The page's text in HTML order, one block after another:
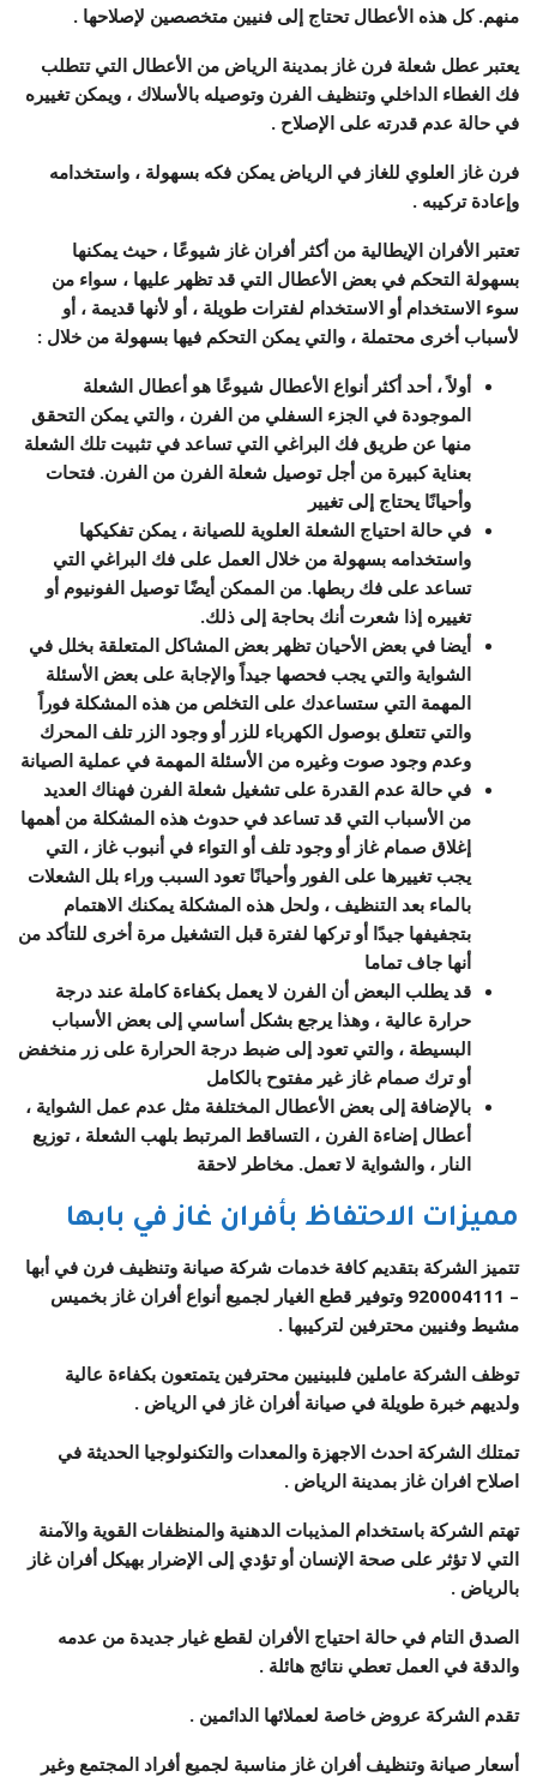
منهم. كل هذه الأعطال تحتاج إلى فنيين متخصصين لإصلاحها .
يعتبر عطل شعلة فرن غاز بمدينة الرياض من الأعطال التي تتطلب
فك الغطاء الداخلي وتنظيف الفرن وتوصيله بالأسلاك ، ويمكن تغييره
في حالة عدم قدرته على الإصلاح .
فرن غاز العلوي للغاز في الرياض يمكن فكه بسهولة ، واستخدامه
وإعادة تركيبه .
تعتبر الأفران الإيطالية من أكثر أفران غاز شيوعًا ، حيث يمكنها
بسهولة التحكم في بعض الأعطال التي قد تظهر عليها ، سواء من
سوء الاستخدام أو الاستخدام لفترات طويلة ، أو لأنها قديمة ، أو
لأسباب أخرى محتملة ، والتي يمكن التحكم فيها بسهولة من خلال :
أولاً ، أحد أكثر أنواع الأعطال شيوعًا هو أعطال الشعلة
الموجودة في الجزء السفلي من الفرن ، والتي يمكن التحقق
منها عن طريق فك البراغي التي تساعد في تثبيت تلك الشعلة
بعناية كبيرة من أجل توصيل شعلة الفرن من الفرن. فتحات
وأحيانًا يحتاج إلى تغيير
في حالة احتياج الشعلة العلوية للصيانة ، يمكن تفكيكها
واستخدامه بسهولة من خلال العمل على فك البراغي التي
تساعد على فك ربطها. من الممكن أيضًا توصيل الفونيوم أو
تغييره إذا شعرت أنك بحاجة إلى ذلك.
أيضا في بعض الأحيان تظهر بعض المشاكل المتعلقة بخلل في
الشواية والتي يجب فحصها جيداً والإجابة على بعض الأسئلة
المهمة التي ستساعدك على التخلص من هذه المشكلة فوراً
والتي تتعلق بوصول الكهرباء للزر أو وجود الزر تلف المحرك
وعدم وجود صوت وغيره من الأسئلة المهمة في عملية الصيانة
في حالة عدم القدرة على تشغيل شعلة الفرن فهناك العديد
من الأسباب التي قد تساعد في حدوث هذه المشكلة من أهمها
إغلاق صمام غاز أو وجود تلف أو التواء في أنبوب غاز ، التي
يجب تغييرها على الفور وأحيانًا تعود السبب وراء بلل الشعلات
بالماء بعد التنظيف ، ولحل هذه المشكلة يمكنك الاهتمام
بتجفيفها جيدًا أو تركها لفترة قبل التشغيل مرة أخرى للتأكد من
أنها جاف تماما
قد يطلب البعض أن الفرن لا يعمل بكفاءة كاملة عند درجة
حرارة عالية ، وهذا يرجع بشكل أساسي إلى بعض الأسباب
البسيطة ، والتي تعود إلى ضبط درجة الحرارة على زر منخفض
أو ترك صمام غاز غير مفتوح بالكامل
بالإضافة إلى بعض الأعطال المختلفة مثل عدم عمل الشواية ،
أعطال إضاءة الفرن ، التساقط المرتبط بلهب الشعلة ، توزيع
النار ، والشواية لا تعمل. مخاطر لاحقة
مميزات الاحتفاظ بأفران غاز في بابها
تتميز الشركة بتقديم كافة خدمات شركة صيانة وتنظيف فرن في أبها
–
920004111 وتوفير قطع الغيار لجميع أنواع أفران غاز بخميس
مشيط وفنيين محترفين لتركيبها .
توظف الشركة عاملين فلبينيين محترفين يتمتعون بكفاءة عالية
ولديهم خبرة طويلة في صيانة أفران غاز في الرياض .
تمتلك الشركة احدث الاجهزة والمعدات والتكنولوجيا الحديثة في
اصلاح افران غاز بمدينة الرياض .
تهتم الشركة باستخدام المذيبات الدهنية والمنظفات القوية والآمنة
التي لا تؤثر على صحة الإنسان أو تؤدي إلى الإضرار بهيكل أفران غاز
بالرياض .
الصدق التام في حالة احتياج الأفران لقطع غيار جديدة من عدمه
والدقة في العمل تعطي نتائج هائلة .
تقدم الشركة عروض خاصة لعملائها الدائمين .
أسعار صيانة وتنظيف أفران غاز مناسبة لجميع أفراد المجتمع وغير